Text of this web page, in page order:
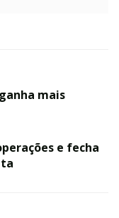
Reconhecida por
como
e fortalece sua
mais
e fecha